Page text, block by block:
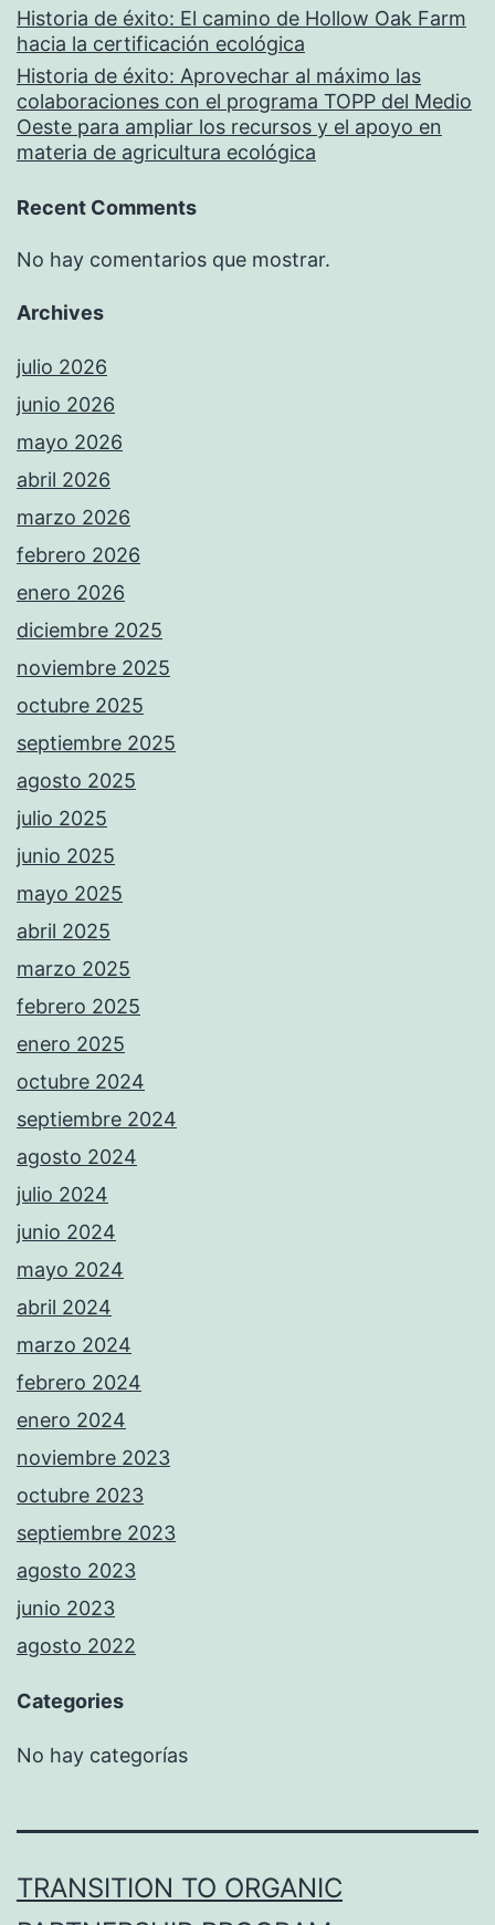
Historia de éxito: El camino de Hollow Oak Farm
hacia la certificación ecológica
Historia de éxito: Aprovechar al máximo las
colaboraciones con el programa TOPP del Medio
Oeste para ampliar los recursos y el apoyo en
materia de agricultura ecológica
Recent Comments
No hay comentarios que mostrar.
Archives
julio 2026
junio 2026
mayo 2026
abril 2026
marzo 2026
febrero 2026
enero 2026
diciembre 2025
noviembre 2025
octubre 2025
septiembre 2025
agosto 2025
julio 2025
junio 2025
mayo 2025
abril 2025
marzo 2025
febrero 2025
enero 2025
octubre 2024
septiembre 2024
agosto 2024
julio 2024
junio 2024
mayo 2024
abril 2024
marzo 2024
febrero 2024
enero 2024
noviembre 2023
octubre 2023
septiembre 2023
agosto 2023
junio 2023
agosto 2022
Categories
No hay categorías
TRANSITION TO ORGANIC